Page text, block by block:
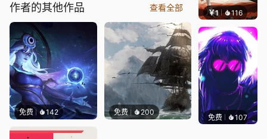
作者的其他作品 查看全部
免费 142 免费 200
￥1 116渔小小
免费 107VortFX